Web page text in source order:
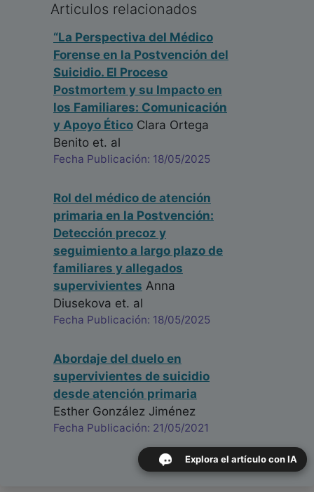
Articulos relacionados
“La Perspectiva del Médico
Forense en la Postvención del
Suicidio. El Proceso
Postmortem y su Impacto en
los Familiares: Comunicación
y Apoyo Ético Clara Ortega
Benito et. al
Fecha Publicación: 18/05/2025
Rol del médico de atención
primaria en la Postvención:
Detección precoz y
seguimiento a largo plazo de
familiares y allegados
supervivientes Anna
Diusekova et. al
Fecha Publicación: 18/05/2025
Abordaje del duelo en
supervivientes de suicidio
desde atención primaria
Esther González Jiménez
Fecha Publicación: 21/05/2021
Explora el artículo con IA